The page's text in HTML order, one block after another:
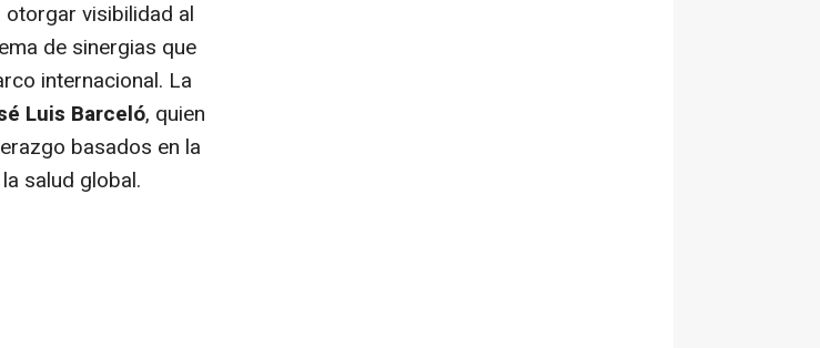
visibilidad al
de sinergias que
internacional. La
Luis Barceló, quien
basados en la
salud global.